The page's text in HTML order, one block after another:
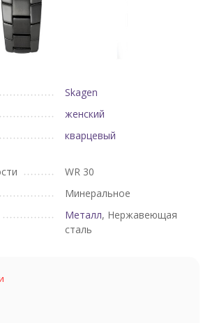
Skagen
женский
кварцевый
WR 30
Минеральное
Металл, Нержавеющая
сталь